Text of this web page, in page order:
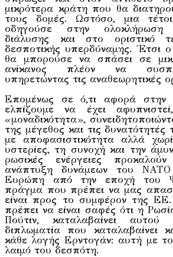
μικρότερα κράτη που θα
τους δομές. Ωστόσο, μια
οδηγούσε στην ολοκλήρωση
διάλυσης και στο οριστικό
δεσποτικής υπερδύναμης. Έτσι
θα μπορούσε να σπάσει σε
ανίκανος πλέον να
υπηρετώντας τις αναθεωρητικές
Επομένως σε ό,τι αφορά στην
ελπίζουμε να έχει
«μοναδικότητα»,
της μέγεθος και τις δυνατότητές
με αποφασιστικότητα αλλά
υστερίες, τη συνοχή και την
ρωσικές ενέργειες
ανάπτυξη δυνάμεων του ΝΑΤΟ
Ευρώπη από την εποχή του
πράγμα που πρέπει να μας
είναι προς το συμφέρον της
πρέπει να είναι σαφές ότι η
Πούτιν, καταλαβαίνει
διπλωματία που καταλαβαίνει
κάθε λογής Ερντογάν: αυτή με
λαιμό του δεσπότη.